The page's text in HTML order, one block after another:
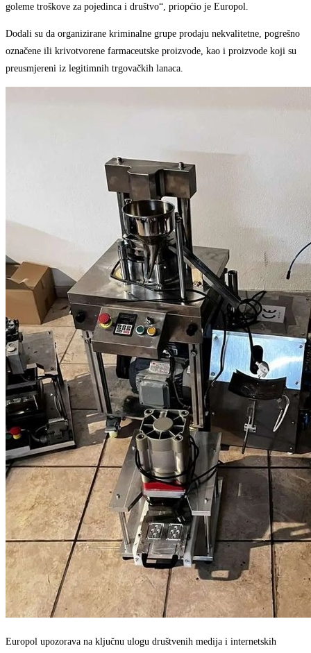
goleme troškove za pojedinca i društvo“, priopćio je Europol.
Dodali su da organizirane kriminalne grupe prodaju nekvalitetne, pogrešno
označene ili krivotvorene farmaceutske proizvode, kao i proizvode koji su
preusmjereni iz legitimnih trgovačkih lanaca.
Europol upozorava na ključnu ulogu društvenih medija i internetskih